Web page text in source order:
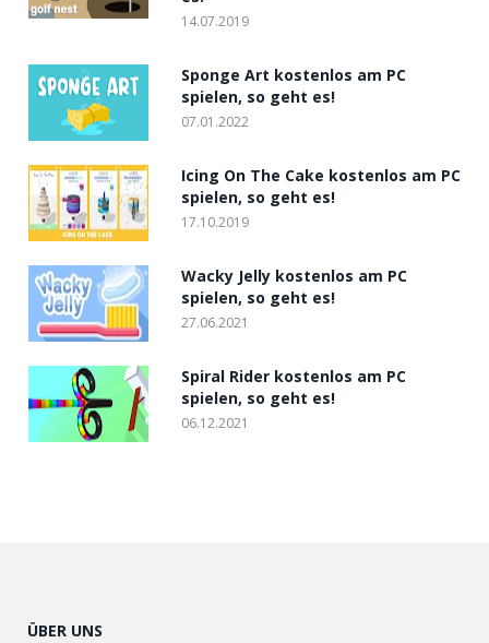
14.07.2019
Sponge Art kostenlos am PC
spielen, so geht es!
07.01.2022
Icing On The Cake kostenlos am PC
spielen, so geht es!
17.10.2019
Wacky Jelly kostenlos am PC
spielen, so geht es!
27.06.2021
Spiral Rider kostenlos am PC
spielen, so geht es!
06.12.2021
ÜBER UNS